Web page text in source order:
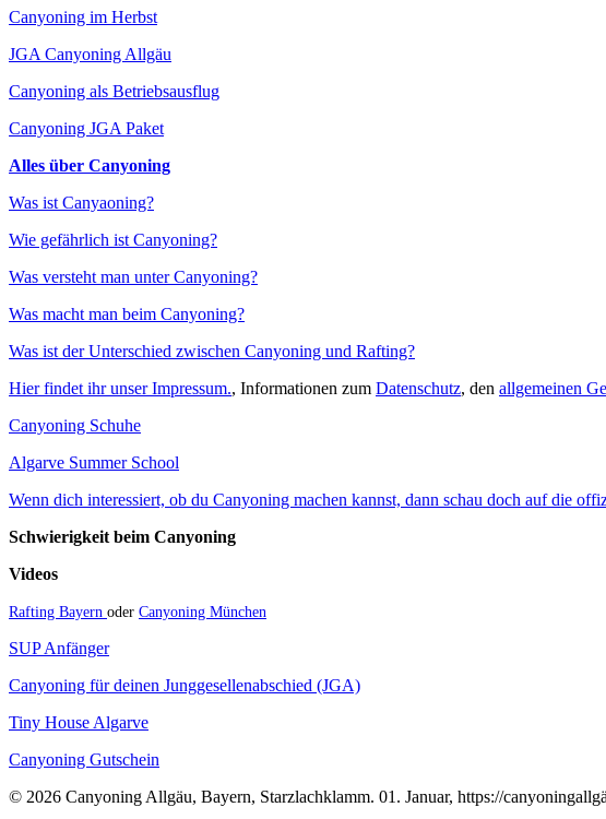
Canyoning im Herbst
JGA Canyoning Allgäu
Canyoning als Betriebsausflug
Canyoning JGA Paket
Alles über Canyoning
Was ist Canyaoning?
Wie gefährlich ist Canyoning?
Was versteht man unter Canyoning?
Was macht man beim Canyoning?
Was ist der Unterschied zwischen Canyoning und Rafting?
Hier findet ihr unser Impressum., Informationen zum Datenschutz, den allgemeinen
Canyoning Schuhe
Algarve Summer School
Wenn dich interessiert, ob du Canyoning machen kannst, dann schau doch auf die
Schwierigkeit beim Canyoning
Videos
Rafting Bayern oder Canyoning München
SUP Anfänger
Canyoning für deinen Junggesellenabschied (JGA)
Tiny House Algarve
Canyoning Gutschein
© 2026 Canyoning Allgäu, Bayern, Starzlachklamm. 01. Januar, https://